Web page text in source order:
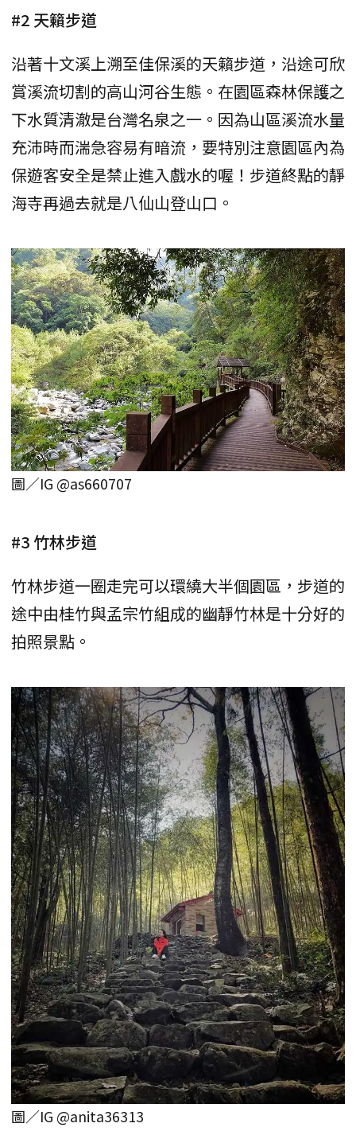
#2 天籟步道
沿著十文溪上溯至佳保溪的天籟步道，沿途可欣
賞溪流切割的高山河谷生態。在園區森林保護之
下水質清澈是台灣名泉之一。因為山區溪流水量
充沛時而湍急容易有暗流，要特別注意園區內為
保遊客安全是禁止進入戲水的喔！步道終點的靜
海寺再過去就是八仙山登山口。
圖／IG @as660707
#3 竹林步道
竹林步道一圈走完可以環繞大半個園區，步道的
途中由桂竹與孟宗竹組成的幽靜竹林是十分好的
拍照景點。
圖／IG @anita36313